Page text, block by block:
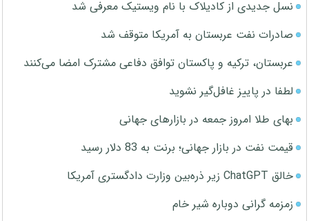
نسل جدیدی از کادیلاک با نام ویستیک معرفی شد
صادرات نفت عربستان به آمریکا متوقف شد
عربستان، ترکیه و پاکستان توافق دفاعی مشترک امضا می‌کنند
لطفا در پاییز غافل‌گیر نشوید
بهای طلا امروز جمعه در بازارهای جهانی
قیمت نفت در بازار جهانی؛ برنت به 83 دلار رسید
خالق ChatGPT زیر ذره‌بین وزارت دادگستری آمریکا
زمزمه گرانی دوباره شیر خام